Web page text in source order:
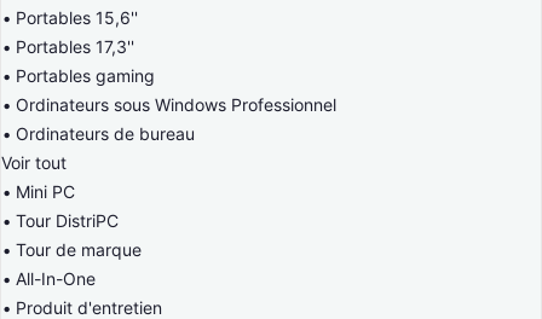
Portables 15,6''
Portables 17,3''
Portables gaming
Ordinateurs sous Windows Professionnel
Ordinateurs de bureau
Voir tout
Mini PC
Tour DistriPC
Tour de marque
All-In-One
Produit d'entretien